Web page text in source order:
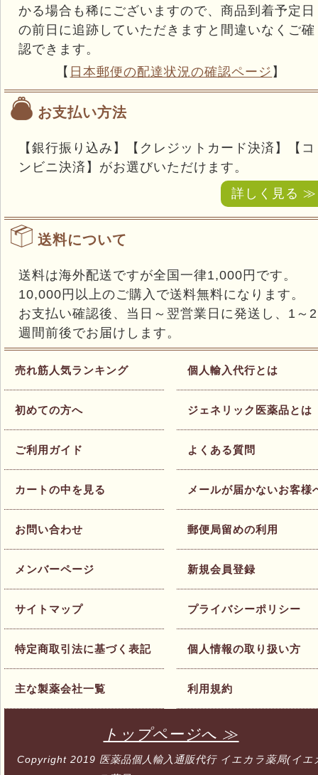
かる場合も稀にございますので、商品到着予定日
の前日に追跡していただきますと間違いなくご確
認できます。
【 日本郵便の配達状況の確認ページ 】
お支払い方法
【銀行振り込み】【クレジットカード決済】【コ
ンビニ決済】がお選びいただけます。
詳しく見る ≫
送料について
送料は海外配送ですが全国一律1,000円です。
10,000円以上のご購入で送料無料になります。
お支払い確認後、当日～翌営業日に発送し、1～2
週間前後でお届けします。
売れ筋人気ランキング
初めての方へ
ご利用ガイド
カートの中を見る
お問い合わせ
メンバーページ
サイトマップ
特定商取引法に基づく表記
主な製薬会社一覧
個人輸入代行とは
ジェネリック医薬品とは
よくある質問
メールが届かないお客様
郵便局留めの利用
新規会員登録
プライバシーポリシー
個人情報の取り扱い方
利用規約
トップページへ ≫
Copyright 2019 医薬品個人輸入通販代行 イエカラ薬局(イエ